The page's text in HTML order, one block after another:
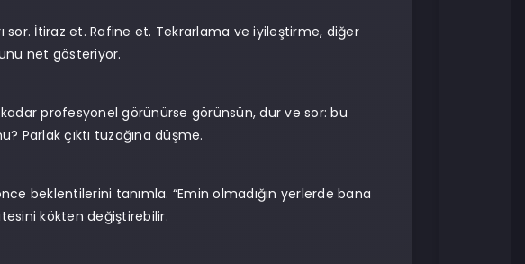
sor. İtiraz et. Rafine et. Tekrarlama ve iyileştirme, diğer
net gösteriyor.
kadar profesyonel görünürse görünsün, dur ve sor: bu
Parlak çıktı tuzağına düşme.
beklentilerini tanımla. “Emin olmadığın yerlerde bana
kökten değiştirebilir.